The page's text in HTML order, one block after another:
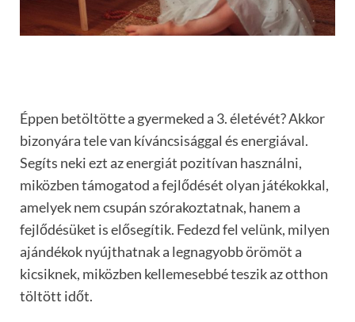
Éppen betöltötte a gyermeked a 3. életévét? Akkor
bizonyára tele van kíváncsisággal és energiával.
Segíts neki ezt az energiát pozitívan használni,
miközben támogatod a fejlődését olyan játékokkal,
amelyek nem csupán szórakoztatnak, hanem a
fejlődésüket is elősegítik. Fedezd fel velünk, milyen
ajándékok nyújthatnak a legnagyobb örömöt a
kicsiknek, miközben kellemesebbé teszik az otthon
töltött időt.